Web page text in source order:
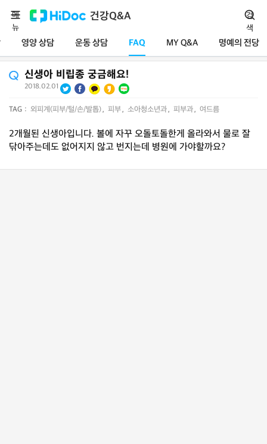
건강Q&A
영양 상담 운동 상담 FAQ MY Q&A 명예의 전당
메
뉴
검
색
신생아 비립종 궁금해요!
2018.02.01
TAG : 외피계(피부/털/손/발톱), 피부, 소아청소년과, 피부과, 여드름
2개월된 신생아입니다. 볼에 자꾸 오돌토돌한게 올라와서 물로 잘
닦아주는데도 없어지지 않고 번지는데 병원에 가야할까요?